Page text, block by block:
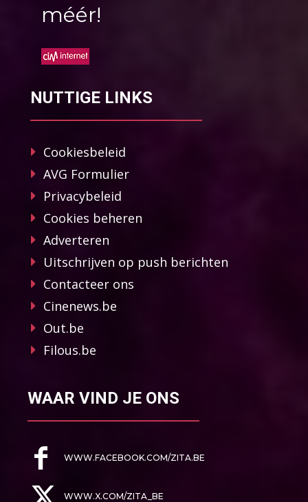
méér!
NUTTIGE LINKS
Cookiesbeleid
AVG Formulier
Privacybeleid
Cookies beheren
Adverteren
Uitschrijven op push berichten
Contacteer ons
Cinenews.be
Out.be
Filous.be
WAAR VIND JE ONS
WWW.FACEBOOK.COM/ZITA.BE
WWW.X.COM/ZITA_BE